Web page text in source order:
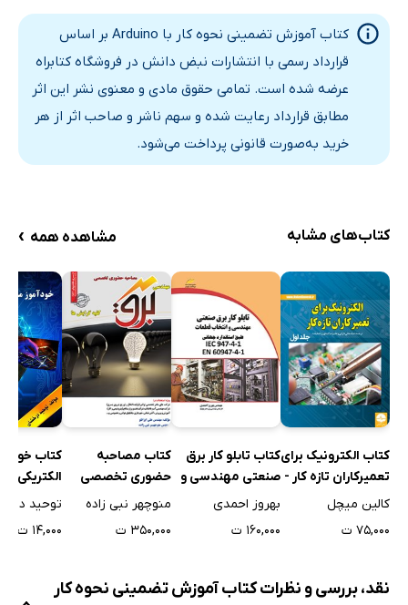
کتاب آموزش تضمینی نحوه کار با Arduino بر اساس
قرارداد رسمی با انتشارات نبض دانش در فروشگاه کتابراه
عرضه شده است. تمامی حقوق مادی و معنوی نشر این اثر
مطابق قرارداد رعایت شده و سهم ناشر و صاحب اثر از هر
خرید به‌صورت قانونی پرداخت می‌شود.
کتاب‌های مشابه مشاهده همه ›
کتاب الکترونیک برای
تعمیرکاران تازه کار -
جلد اول
کالین میچل
۷۵,۰۰۰ ت
کتاب تابلو کار برق
صنعتی مهندسی و
انتخاب قطعات
بهروز احمدی
۱۶۰,۰۰۰ ت
کتاب مصاحبه
حضوری تخصصی
مهندسی برق (کلیه
منوچهر نبی زاده
۳۵۰,۰۰۰ ت
کتاب
الکتریکی
توحید
۱۴,۰۰۰ ت
نقد، بررسی و نظرات کتاب آموزش تضمینی نحوه کار